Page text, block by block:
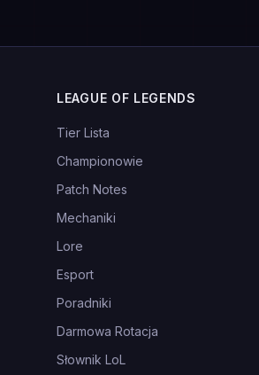
LEAGUE OF LEGENDS
Tier Lista
Championowie
Patch Notes
Mechaniki
Lore
Esport
Poradniki
Darmowa Rotacja
Słownik LoL